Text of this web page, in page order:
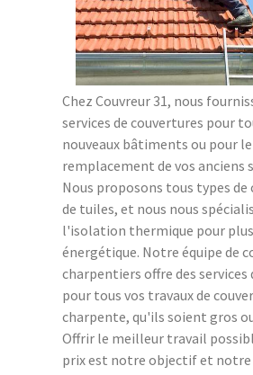
Chez Couvreur 31, nous
services de couvertures pour
nouveaux bâtiments ou pour le
remplacement de vos anciens
Nous proposons tous types de
de tuiles, et nous nous
l'isolation thermique pour
énergétique. Notre équipe de
charpentiers offre des services
pour tous vos travaux de
charpente, qu'ils soient gros
Offrir le meilleur travail
prix est notre objectif et notre